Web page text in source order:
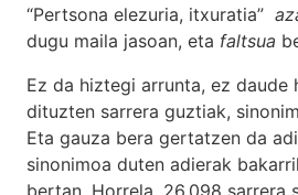
“Pertsona elezuria, itxuratia”
dugu maila jasoan, eta faltsua
Ez da hiztegi arrunta, ez daude
dituzten sarrera guztiak,
Eta gauza bera gertatzen da
sinonimoa duten adierak